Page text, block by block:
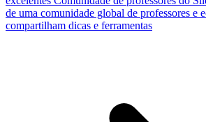
de uma comunidade global de professores e
compartilham dicas e ferramentas